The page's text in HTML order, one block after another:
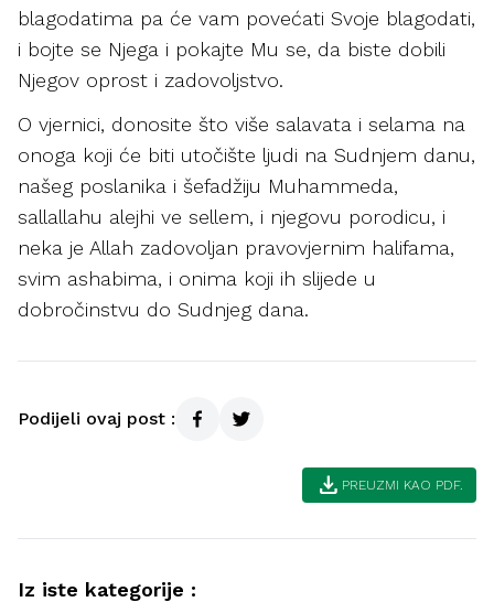
blagodatima pa će vam povećati Svoje blagodati,
i bojte se Njega i pokajte Mu se, da biste dobili
Njegov oprost i zadovoljstvo.
O vjernici, donosite što više salavata i selama na
onoga koji će biti utočište ljudi na Sudnjem danu,
našeg poslanika i šefadžiju Muhammeda,
sallallahu alejhi ve sellem, i njegovu porodicu, i
neka je Allah zadovoljan pravovjernim halifama,
svim ashabima, i onima koji ih slijede u
dobročinstvu do Sudnjeg dana.
Podijeli ovaj post :
download PREUZMI KAO PDF.
Iz iste kategorije :